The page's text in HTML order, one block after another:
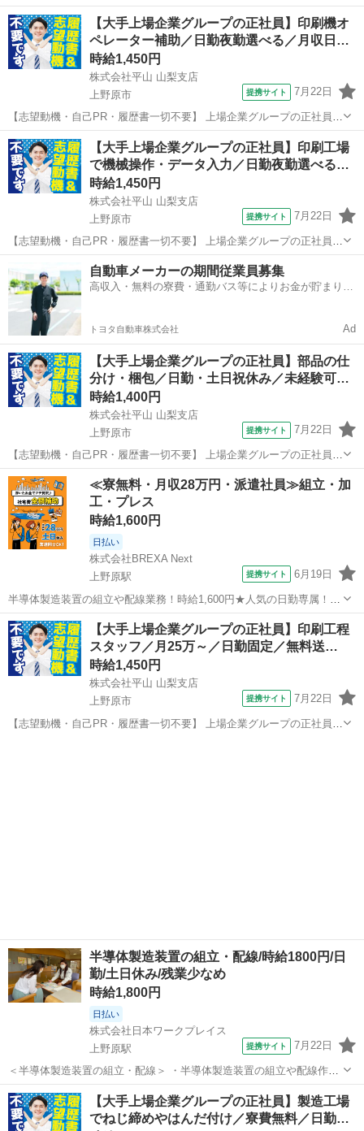
務、ビニール梱包されたパンフレットを受け取る作業等をお願いしま
す。(派遣) 長期就業可能です♪経験ゼロでもOK！まずはやってみませ
んか？シフト勤務で土日の出勤あり。...
山梨 上野原市 上野原駅 仕分け
【大手上場企業グループの正社員】印刷機オ
ペレーター補助／日勤夜勤選べる／月収日…
時給1,450円
株式会社平山 山梨支店
上野原市
提携サイト 7月22日
【志望動機・自己PR・履歴書一切不要】 上場企業グループの正社員
(無期派遣)のお仕事になりますが、 かしこまった面接は一切ございま
せん。 ご自身の希望とする働き方や、今後のキャリアプランをお聞か
せください。 #Web選考結...
山梨 上野原市 工場
【大手上場企業グループの正社員】印刷工場
で機械操作・データ入力／日勤夜勤選べる…
時給1,450円
株式会社平山 山梨支店
上野原市
提携サイト 7月22日
【志望動機・自己PR・履歴書一切不要】 上場企業グループの正社員
(無期派遣)のお仕事になりますが、 かしこまった面接は一切ございま
せん。 ご自身の希望とする働き方や、今後のキャリアプランをお聞か
せください。 #Web選考結...
上野原市 工場
自動車メーカーの期間従業員募集
高収入・無料の寮費・通勤バス等によりお金が貯まりや
トヨタ自動車株式会社 Ad
【大手上場企業グループの正社員】部品の仕
分け・梱包／日勤・土日祝休み／未経験可…
時給1,400円
株式会社平山 山梨支店
上野原市
提携サイト 7月22日
【志望動機・自己PR・履歴書一切不要】 上場企業グループの正社員
(無期派遣)のお仕事になりますが、 かしこまった面接は一切ございま
せん。 ご自身の希望とする働き方や、今後のキャリアプランをお聞か
せください。 #Web選考結...
山梨 上野原市 仕分け
≪寮無料・月収28万円・派遣社員≫組立・加
工・プレス
時給1,600円
日払い
株式会社BREXA Next
上野原駅
提携サイト 6月19日
半導体製造装置の組立や配線業務！時給1,600円★人気の日勤専属！ク
リーンルーム内作業◎20代・30代の男性活躍中！作業着無償貸与！嬉
しい日払い制度あり◎《山梨県上野原市》 人気の工場のお仕事 ◇半導
体製造装置の組立や配線...
山梨 上野原市 上野原駅 その他
【大手上場企業グループの正社員】印刷工程
スタッフ／月25万～／日勤固定／無料送…
時給1,450円
株式会社平山 山梨支店
上野原市
提携サイト 7月22日
【志望動機・自己PR・履歴書一切不要】 上場企業グループの正社員
半導体製造装置の組立・配線/時給1800円/日
勤/土日休み/残業少なめ
時給1,800円
日払い
株式会社日本ワークプレイス
上野原駅
提携サイト 7月22日
＜半導体製造装置の組立・配線＞ ・半導体製造装置の組立や配線作業
のお仕事です ・未経験の方でもモノ作りに興味のある方歓迎します ・
図面や作業指示書を見ながらチームで作業を行います ・寮費のサポー
トもありますのでしっかり稼ぐこ...
山梨 上野原市 上野原駅 工場
【大手上場企業グループの正社員】製造工場
でねじ締めやはんだ付け／寮費無料／日勤…